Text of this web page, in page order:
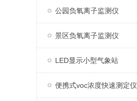
公园负氧离子监测仪
景区负氧离子监测仪
LED显示小型气象站
便携式voc浓度快速测定仪